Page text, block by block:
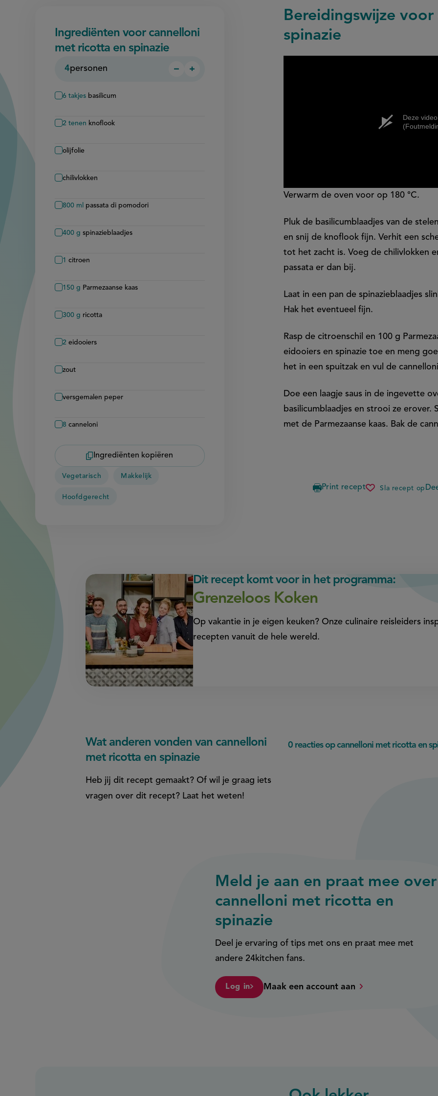
Ingrediënten voor cannelloni
met ricotta en spinazie
4personen
Persoon
−
Persoon
+
6 takjes basilicum
2 tenen knoflook
olijfolie
chilivlokken
800 ml passata di pomodori
400 g spinazieblaadjes
1 citroen
150 g Parmezaanse kaas
300 g ricotta
2 eidooiers
zout
versgemalen peper
8 canneloni
Ingrediënten kopiëren
Vegetarisch Makkelijk
Hoofdgerecht
Bereidingswijze
spinazie
Deze
Verwarm de oven voor op 180 °C.
Pluk de basilicumblaadjes van de
en snij de knoflook fijn. Verhit een
tot het zacht is. Voeg de chilivlokken
passata er dan bij.
Laat in een pan de spinazieblaadjes
Hak het eventueel fijn.
Rasp de citroenschil en 100 g
eidooiers en spinazie toe en meng
het in een spuitzak en vul de
Doe een laagje saus in de ingevette
basilicumblaadjes en strooi ze
met de Parmezaanse kaas. Bak de
Print recept Sla recept op
cannelloni
Dit recept komt voor in het programma:
Grenzeloos Koken
Op vakantie in je eigen keuken? Onze culinaire reisleiders
recepten vanuit de hele wereld.
Wat anderen vonden van cannelloni
met ricotta en spinazie
Heb jij dit recept gemaakt? Of wil je graag iets
vragen over dit recept? Laat het weten!
0 reacties op cannelloni met ricotta en
Meld je aan en praat mee over
cannelloni met ricotta en
spinazie
Deel je ervaring of tips met ons en praat mee met
andere 24kitchen fans.
Log in Maak een account aan